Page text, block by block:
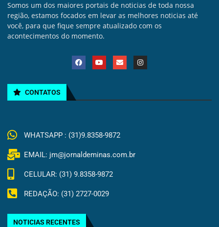
Somos um dos maiores portais de noticias de toda nossa
região, estamos focados em levar as melhores noticias até
você, para que fique sempre atualizado com os
acontecimentos do momento.
CONTATOS
WHATSAPP : (31)9.8358-9872
EMAIL: jm@jornaldeminas.com.br
CELULAR: (31) 9.8358-9872
REDAÇÃO: (31) 2727-0029
NOTICIAS RECENTES